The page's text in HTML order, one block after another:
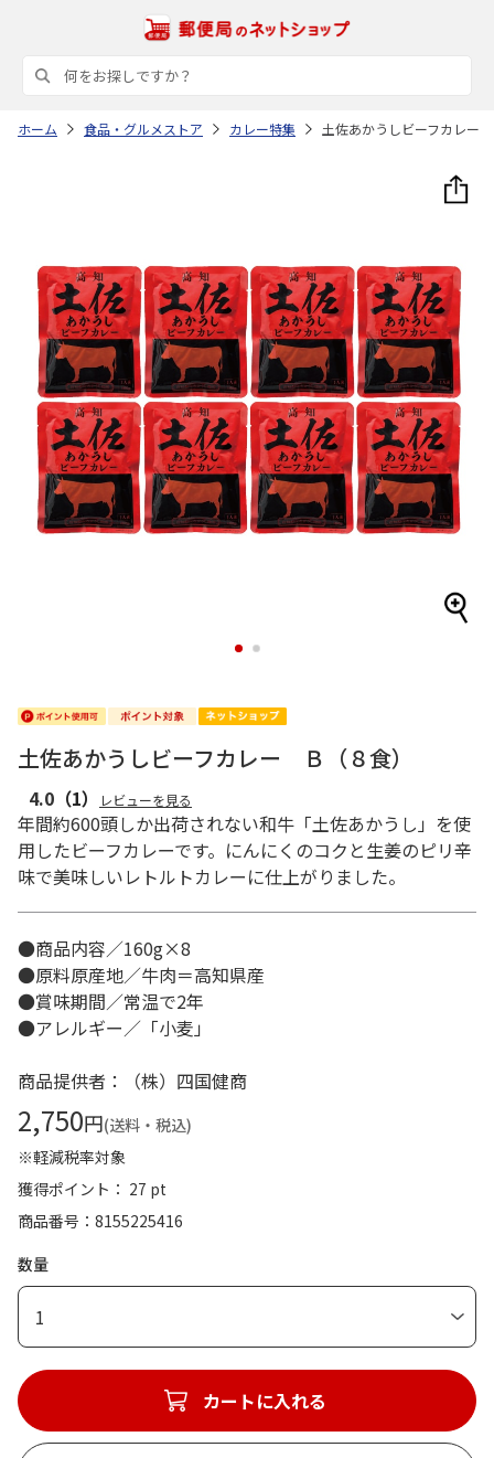
ホーム 食品・グルメストア カレー特集 土佐あかうしビーフカレー
1 2
土佐あかうしビーフカレー Ｂ（８食）
4.0 （1） レビューを見る
年間約600頭しか出荷されない和牛「土佐あかうし」を使
用したビーフカレーです。にんにくのコクと生姜のピリ辛
味で美味しいレトルトカレーに仕上がりました。
●商品内容／160g×8
●原料原産地／牛肉＝高知県産
●賞味期間／常温で2年
●アレルギー／「小麦」
商品提供者：（株）四国健商
2,750円(送料・税込)
※軽減税率対象
獲得ポイント： 27 pt
商品番号
8155225416
数量
1
カートに入れる